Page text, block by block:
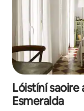
Lóistíní saoire
Esmeralda